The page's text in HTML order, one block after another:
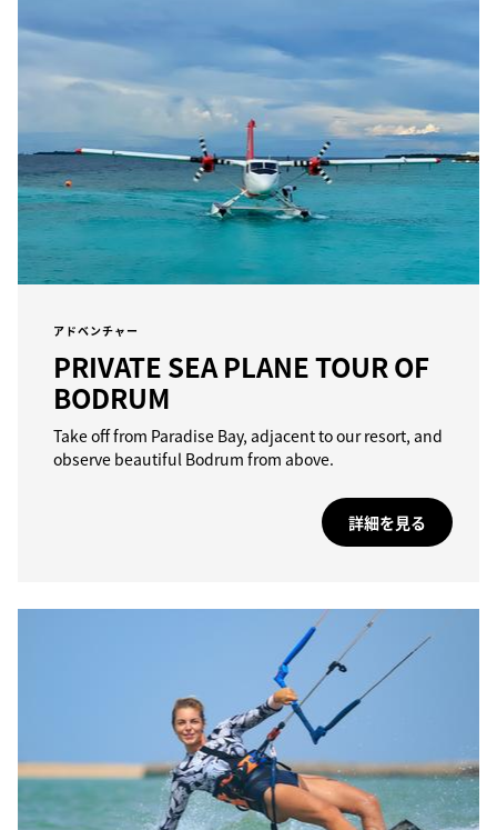
アドベンチャー
PRIVATE SEA PLANE TOUR OF
BODRUM
Take off from Paradise Bay, adjacent to our resort, and
observe beautiful Bodrum from above.
詳細を見る